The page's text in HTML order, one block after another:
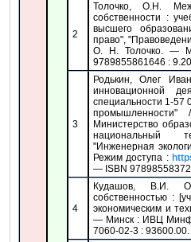
2
Толочко, О.Н.
собственности :
высшего
право",
О. Н. Толочко. —
9789855861646 :
3
Родькин, Олег
инновационной
специальности 1-57
Министерство
национальный
"Инженерная
Режим доступа :
— ISBN
4
Кудашов, В.И.
собственностью :
экономическим и
— Минск : ИВЦ
7060-02-3 : 93600.00.